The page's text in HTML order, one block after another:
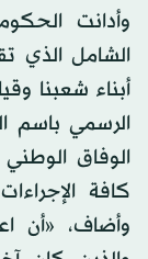
وأدانت
الشامل الذي
أبناء شعبنا
الرسمي باسم
الوفاق
كافة
وأضاف، «أن